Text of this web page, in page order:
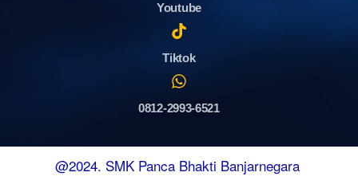
Youtube
Tiktok
0812-2993-6521
@2024. SMK Panca Bhakti Banjarnegara